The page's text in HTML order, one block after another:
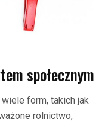
społecznym
form, takich jak
rolnictwo,